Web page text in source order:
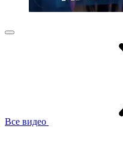
Все видео